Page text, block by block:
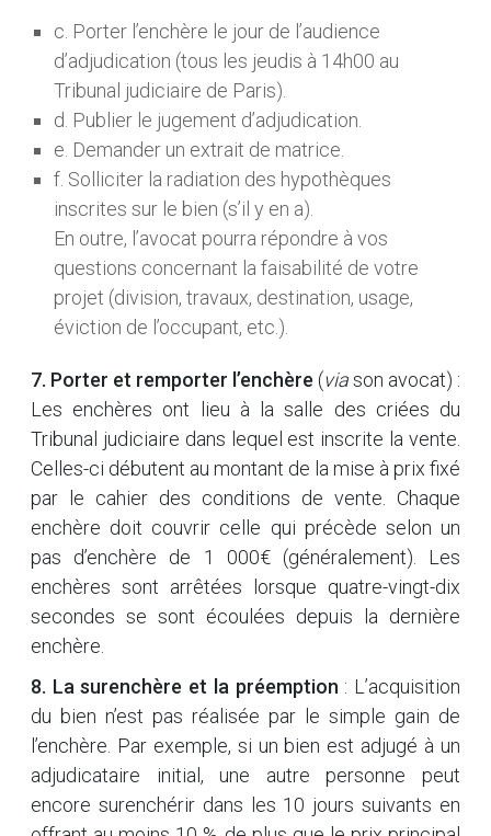
c. Porter l’enchère le jour de l’audience
d’adjudication (tous les jeudis à 14h00 au
Tribunal judiciaire de Paris).
d. Publier le jugement d’adjudication.
e. Demander un extrait de matrice.
f. Solliciter la radiation des hypothèques
inscrites sur le bien (s’il y en a).
En outre, l’avocat pourra répondre à vos
questions concernant la faisabilité de votre
projet (division, travaux, destination, usage,
éviction de l’occupant, etc.).
7. Porter et remporter l’enchère (viason avocat) :
Les enchères ont lieu à la salle des criées du
Tribunal judiciaire dans lequel est inscrite la vente.
Celles-ci débutent au montant de la mise à prix fixé
par le cahier des conditions de vente. Chaque
enchère doit couvrir celle qui précède selon un
pas d’enchère de 1 000€ (généralement). Les
enchères sont arrêtées lorsque quatre-vingt-dix
secondes se sont écoulées depuis la dernière
enchère.
8. La surenchère et la préemption : L’acquisition
du bien n’est pas réalisée par le simple gain de
l’enchère. Par exemple, si un bien est adjugé à un
adjudicataire initial, une autre personne peut
encore surenchérir dans les 10 jours suivants en